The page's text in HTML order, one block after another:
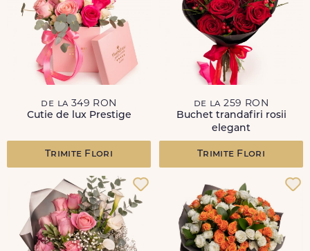
de la 349 RON
Cutie de lux Prestige
Trimite Flori
de la 259 RON
Buchet trandafiri rosii
elegant
Trimite Flori